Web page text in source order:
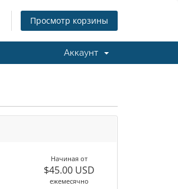
Просмотр корзины
Аккаунт
Начиная от
$45.00 USD
ежемесячно